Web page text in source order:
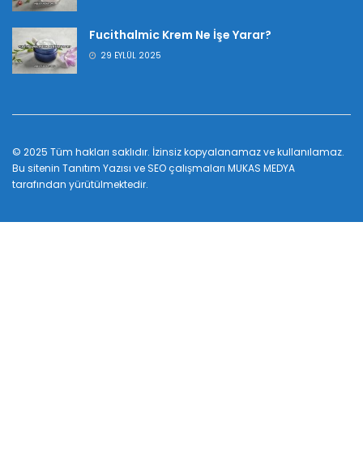
Fucithalmic Krem Ne İşe Yarar?
29 EYLÜL 2025
© 2025 Tüm hakları saklıdır. İzinsiz kopyalanamaz ve kullanılamaz.
Bu sitenin Tanıtım Yazısı ve SEO çalışmaları MUKAS MEDYA
tarafından yürütülmektedir.